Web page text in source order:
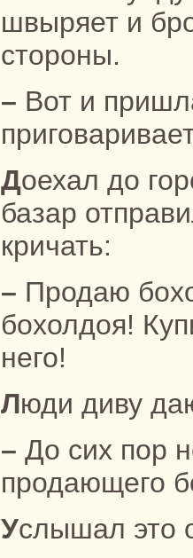
швыряет и
стороны.
– Вот и пришла мне смерть, –
Доехал до города бедняк и нa
базар
кричать:
– Продаю бохолдоя! Покупайте
бохолдоя!
него!
Люди диву
– До сих пор не видели человека,
продающего
Услышал это